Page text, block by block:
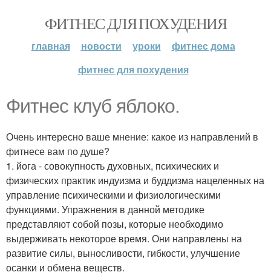
ФИТНЕС ДЛЯ ПОХУДЕНИЯ
главная новости уроки
фитнес дома
фитнес для похудения
Фитнес клуб яблоко.
Очень интересно ваше мнение: какое из направлений в
фитнесе вам по душе?
1. йога - совокупность духовных, психических и
физических практик индуизма и буддизма нацеленных на
управление психическими и физиологическими
функциями. Упражнения в данной методике
представляют собой позы, которые необходимо
выдерживать некоторое время. Они направлены на
развитие силы, выносливости, гибкости, улучшение
осанки и обмена веществ.